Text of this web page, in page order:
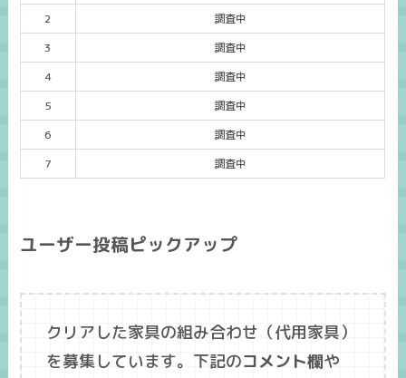
2
調査中
3
調査中
4
調査中
5
調査中
6
調査中
7
調査中
ユーザー投稿ピックアップ
クリアした家具の組み合わせ（代用家具）
を募集しています。下記のコメント欄や